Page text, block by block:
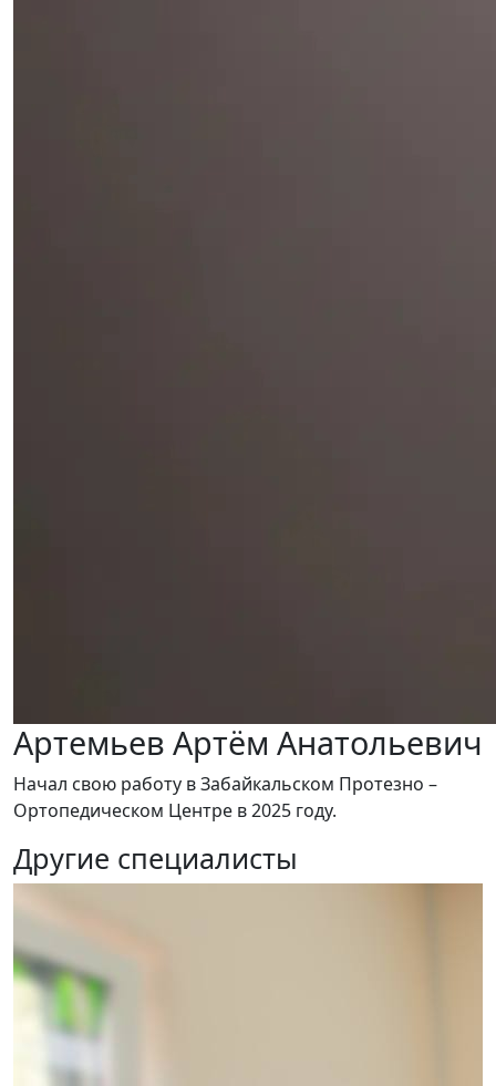
Артемьев Артём Анатольевич
Начал свою работу в Забайкальском Протезно –
Ортопедическом Центре в 2025 году.
Другие специалисты